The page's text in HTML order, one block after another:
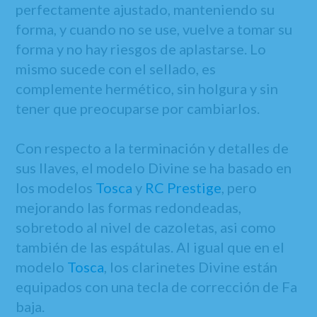
perfectamente ajustado, manteniendo su
forma, y cuando no se use, vuelve a tomar su
forma y no hay riesgos de aplastarse. Lo
mismo sucede con el sellado, es
complemente hermético, sin holgura y sin
tener que preocuparse por cambiarlos.
Con respecto a la terminación y detalles de
sus llaves, el modelo Divine se ha basado en
los modelos Tosca y RC Prestige, pero
mejorando las formas redondeadas,
sobretodo al nivel de cazoletas, asi como
también de las espátulas. Al igual que en el
modelo Tosca, los clarinetes Divine están
equipados con una tecla de corrección de Fa
baja.